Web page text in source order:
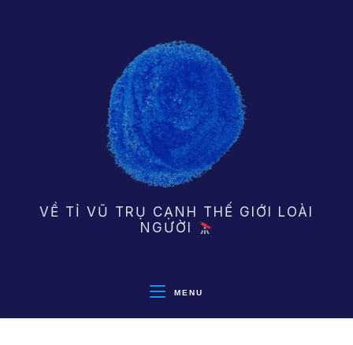
VỀ TỈ VŨ TRỤ CẠNH THẾ GIỚI LOÀI
NGƯỜI
MENU